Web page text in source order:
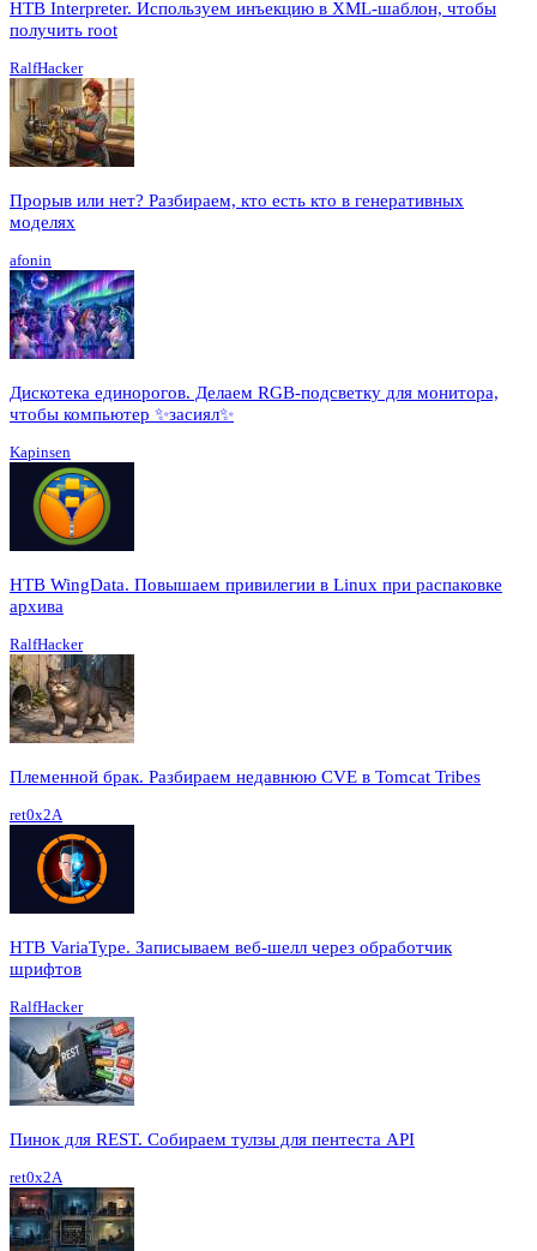
HTB Interpreter. Используем инъекцию в XML-шаблон, чтобы
получить root
RalfHacker
Прорыв или нет? Разбираем, кто есть кто в генеративных
моделях
afonin
Дискотека единорогов. Делаем RGB-подсветку для монитора,
чтобы компьютер ✨засиял✨
Kapinsen
HTB WingData. Повышаем привилегии в Linux при распаковке
архива
RalfHacker
Племенной брак. Разбираем недавнюю CVE в Tomcat Tribes
ret0x2A
HTB VariaType. Записываем веб-шелл через обработчик
шрифтов
RalfHacker
Пинок для REST. Собираем тулзы для пентеста API
ret0x2A